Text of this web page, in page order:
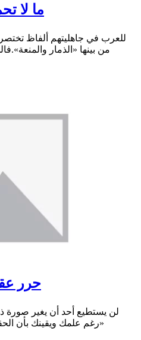
ما لا
للعرب في جاهليتهم ألفاظ
من بينها «الذمار
حرر
لن يستطيع أحد أن يغير صورة
«رغم علمك ويقينك بأن